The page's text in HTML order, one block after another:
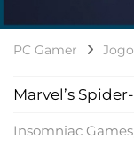
PC Gamer
Marvel’s
Insomniac